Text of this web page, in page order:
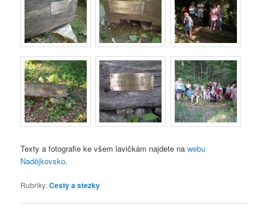
Texty a fotografie ke všem lavičkám najdete nawebu
Nadějkovsko.
Rubriky:Cesty a stezky